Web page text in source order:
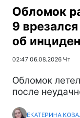
Обломок
9
об
02:47 06.08.2026 Чт
Обломок
после
ЕКАТЕРИНА